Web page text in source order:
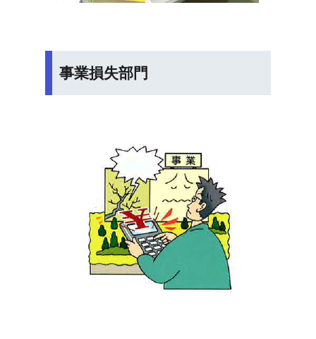
事業損失部門